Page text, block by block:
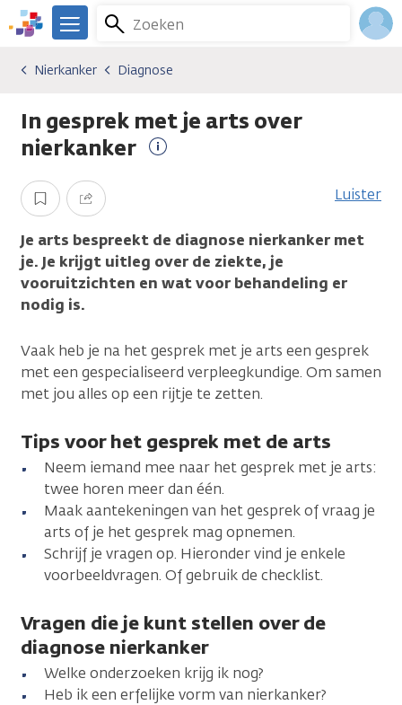
Overslaan
en
gaan
We
er
je.
Kanker.nl
Zoeken
Menu
Kankersoorten
Nierkanker
Diagnose
Nierkanker Diagnose
In gesprek met je arts over
nierkanker
Opslaan Delen Luister
Je arts bespreekt de diagnose nierkanker met
je. Je krijgt uitleg over de ziekte, je
vooruitzichten en wat voor behandeling er
nodig is.
Vaak heb je na het gesprek met je arts een gesprek
met een gespecialiseerd verpleegkundige. Om samen
met jou alles op een rijtje te zetten.
Tips voor het gesprek met de arts
Neem iemand mee naar het gesprek met je arts:
twee horen meer dan één.
Maak aantekeningen van het gesprek of vraag je
arts of je het gesprek mag opnemen.
Schrijf je vragen op. Hieronder vind je enkele
voorbeeldvragen. Of gebruik de checklist.
Vragen die je kunt stellen over de
diagnose nierkanker
Welke onderzoeken krijg ik nog?
Heb ik een erfelijke vorm van nierkanker?